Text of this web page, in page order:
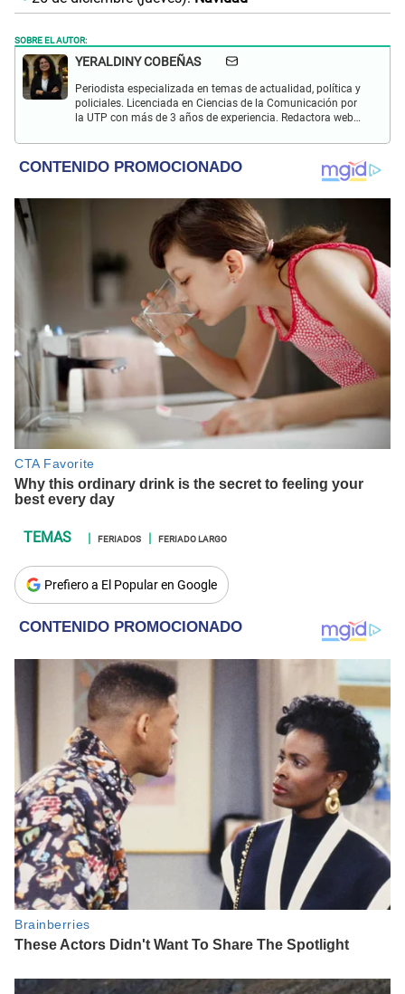
SOBRE EL AUTOR:
YERALDINY COBEÑAS
Periodista especializada en temas de actualidad, política y
policiales. Licenciada en Ciencias de la Comunicación por
la UTP con más de 3 años de experiencia. Redactora web
en temas relacionados con misterios, películas y series
policiales.
FERIADOS FERIADO LARGO
Prefiero a El Popular en Google